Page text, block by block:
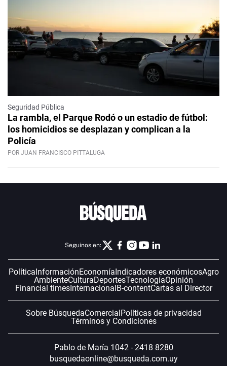
Seguridad Pública
La rambla, el Parque Rodó o un estadio de fútbol:
los homicidios se desplazan y complican a la
Policía
POR JUAN FRANCISCO PITTALUGA
Seguinos en:
Política InformaciónEconomía Indicadores económicosAgro
AmbienteCulturaDeportesTecnologíaOpinión
Financial timesInternacional B-contentCartas al Director
Sobre BúsquedaComercial Políticas de privacidad
Términos y Condiciones
Pablo de María 1042 - 2418 8280
busquedaonline@busqueda.com.uy